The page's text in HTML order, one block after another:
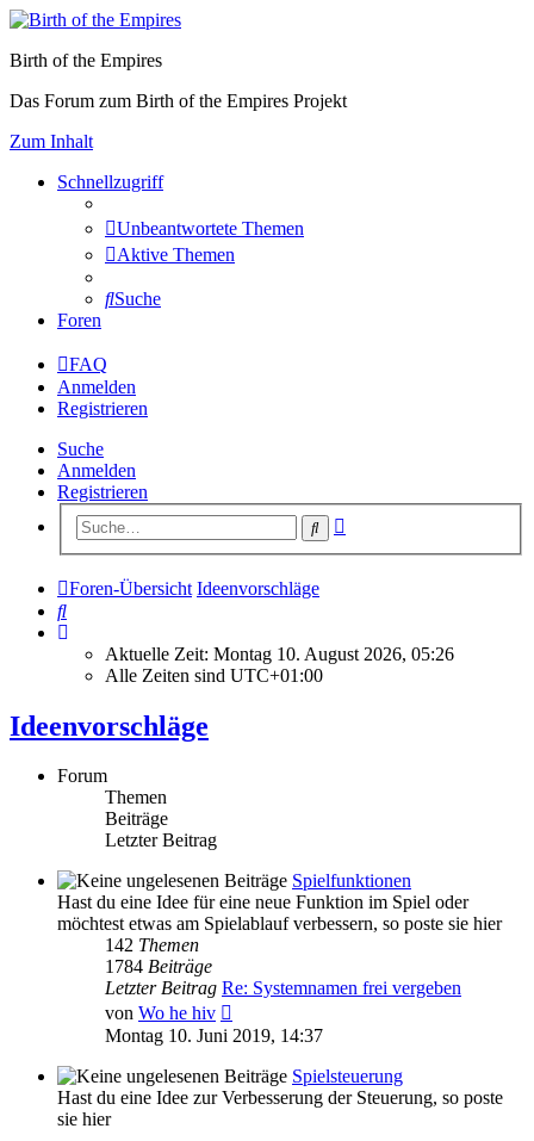
Birth of the Empires
Das Forum zum Birth of the Empires Projekt
Zum Inhalt
Schnellzugriff
Unbeantwortete Themen
Aktive Themen
Suche
Foren
FAQ
Anmelden
Registrieren
Suche
Anmelden
Registrieren
Suche
Foren-Übersicht Ideenvorschläge
Suche
Aktuelle Zeit: Montag 10. August 2026, 05:26
Alle Zeiten sind UTC+01:00
Ideenvorschläge
Forum
Themen
Beiträge
Letzter Beitrag
Spielfunktionen
Hast du eine Idee für eine neue Funktion im Spiel oder
möchtest etwas am Spielablauf verbessern, so poste sie hier
142 Themen
1784 Beiträge
Letzter Beitrag Re: Systemnamen frei vergeben
von Wo he hiv
Beitrag
Montag 10. Juni 2019, 14:37
Spielsteuerung
Hast du eine Idee zur Verbesserung der Steuerung, so poste
sie hier